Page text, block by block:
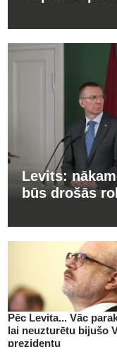
Levits:
būs drošās
Pēc Levita... Vāc
lai neuzturētu bijušo
prezidentu